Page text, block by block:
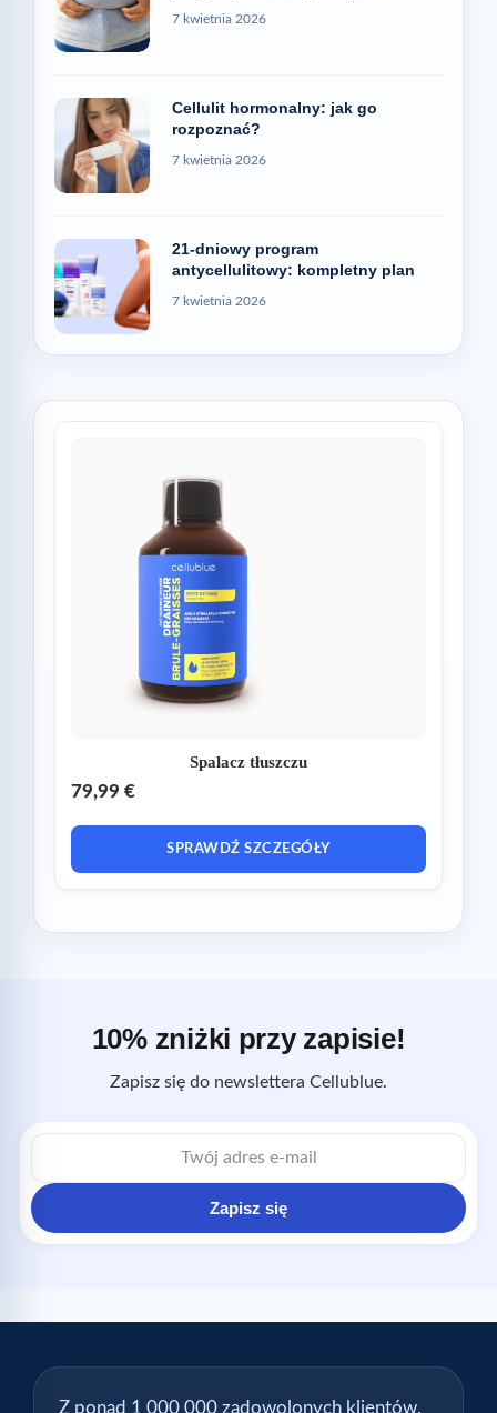
7 kwietnia 2026
Cellulit hormonalny: jak go
rozpoznać?
7 kwietnia 2026
21-dniowy program
antycellulitowy: kompletny plan
7 kwietnia 2026
Spalacz tłuszczu
79,99 €
SPRAWDŹ SZCZEGÓŁY
10% zniżki przy zapisie!
Zapisz się do newslettera Cellublue.
Adres
e-
Zapisz się
Z ponad 1 000 000 zadowolonych klientów,